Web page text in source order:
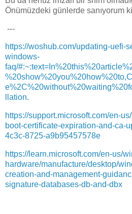
Önümüzdeki günlerde sanıyorum
---
https://woshub.com/updating-uefi-
windows-
faq/
llation.
https://support.microsoft.com/en-
boot-certificate-expiration-and-ca-
4c3c-8725-a9b95457578e
https://learn.microsoft.com/en-us/
hardware/manufacture/desktop/
creation-and-management-
signature-databases-db-and-dbx